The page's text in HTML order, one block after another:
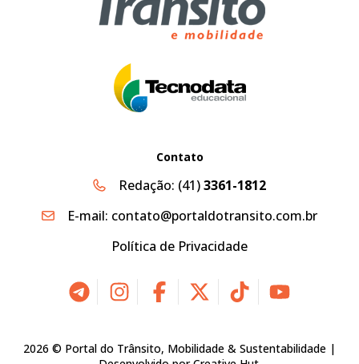
Contato
Redação: (41)3361-1812
E-mail: contato@portaldotransito.com.br
Política de Privacidade
2026 © Portal do Trânsito, Mobilidade & Sustentabilidade |